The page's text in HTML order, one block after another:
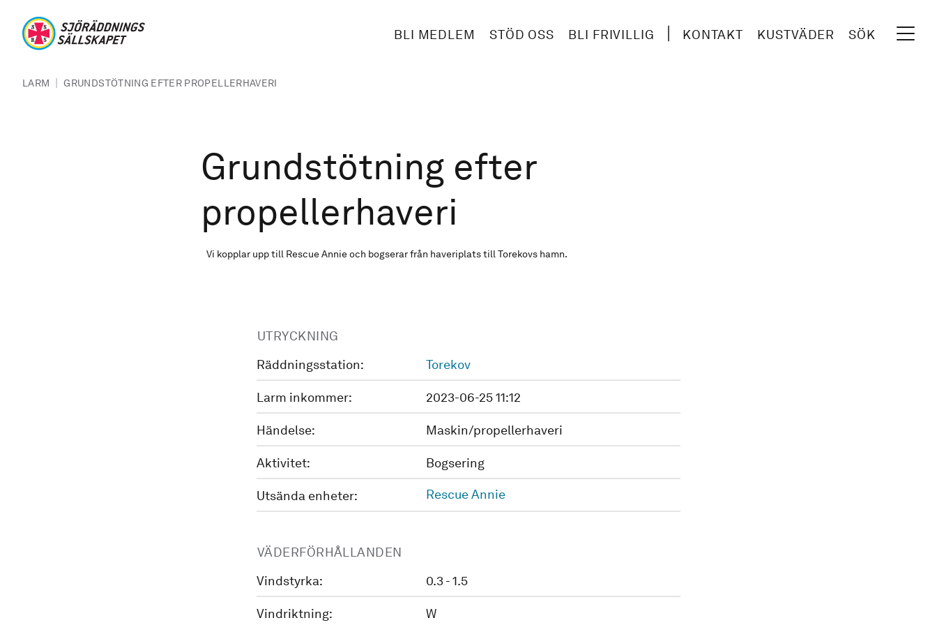
BLI MEDLEM STÖD OSS BLI FRIVILLIG KONTAKT KUSTVÄDER SÖK
LARM | GRUNDSTÖTNING EFTER PROPELLERHAVERI
Grundstötning efter
propellerhaveri
Vi kopplar upp till Rescue Annie och bogserar från haveriplats till Torekovs hamn.
UTRYCKNING
Räddningsstation:
Torekov
Larm inkommer: 2023-06-25 11:12
Händelse: Maskin/propellerhaveri
Aktivitet: Bogsering
Utsända enheter: Rescue Annie
VÄDERFÖRHÅLLANDEN
Vindstyrka:
0.3 - 1.5
Vindriktning: W